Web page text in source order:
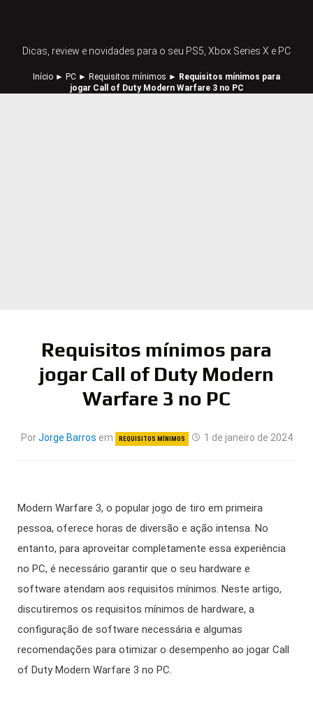
Dicas, review e novidades para o seu PS5, Xbox Series X e PC
Início ► PC ► Requisitos mínimos ► Requisitos mínimos para
jogar Call of Duty Modern Warfare 3 no PC
Requisitos mínimos para
jogar Call of Duty Modern
Warfare 3 no PC
PorJorge Barros em REQUISITOS MÍNIMOS 1 de janeiro de 2024
Modern Warfare 3, o popular jogo de tiro em primeira
pessoa, oferece horas de diversão e ação intensa. No
entanto, para aproveitar completamente essa experiência
no PC, é necessário garantir que o seu hardware e
software atendam aos requisitos mínimos. Neste artigo,
discutiremos os requisitos mínimos de hardware, a
configuração de software necessária e algumas
recomendações para otimizar o desempenho ao jogar Call
of Duty Modern Warfare 3 no PC.